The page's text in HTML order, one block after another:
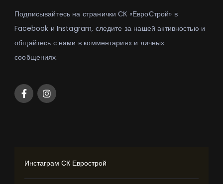
Подписывайтесь на странички СК «ЕвроСтрой» в
Facebook и Instagram, следите за нашей активностью и
общайтесь с нами в комментариях и личных
сообщениях.
Инстаграм СК Еврострой